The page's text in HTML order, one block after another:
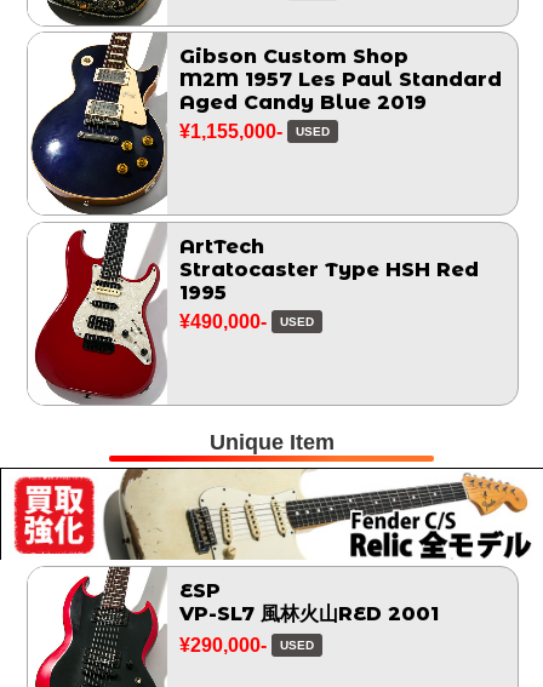
Gibson Custom Shop
M2M 1957 Les Paul Standard
Aged Candy Blue 2019
¥1,155,000- USED
ArtTech
Stratocaster Type HSH Red
1995
¥490,000- USED
Unique Item
ESP
VP-SL7 風林火山RED 2001
¥290,000- USED